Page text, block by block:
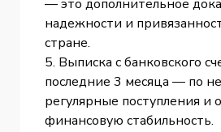
— это дополнительное
надежности и
стране.
5. Выписка с банковского
последние 3 месяца — по
регулярные поступления и
финансовую стабильность.